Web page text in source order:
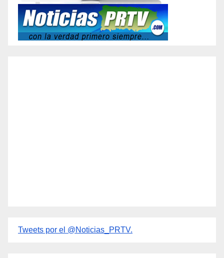
Tweets por el @Noticias_PRTV.